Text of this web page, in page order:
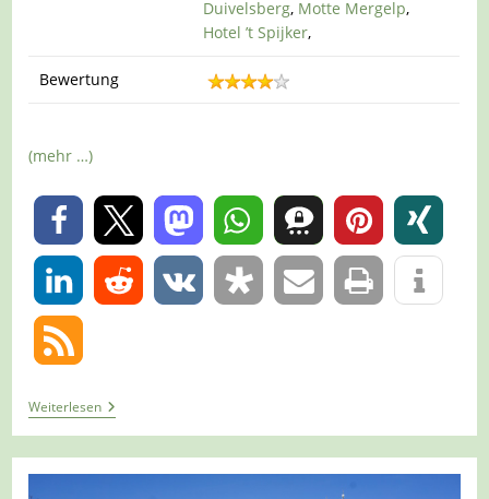
Duivelsberg, Motte Mergelp,
Hotel ’t Spijker,
Bewertung
(mehr …)
0
0
WeiterlesenTour
1426
–
Niederlande
–